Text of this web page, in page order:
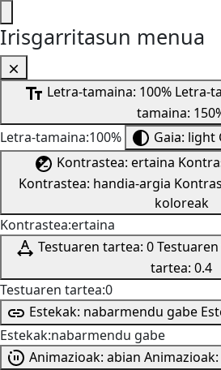
Irisgarritasun menua
Letra-tamaina: 100% Letra-
tamaina:
Letra-tamaina:100%
Gaia: light
Kontrastea: ertaina
Kontrastea: handia-argia
koloreak
Kontrastea:ertaina
Testuaren tartea: 0
tartea: 0.4
Testuaren tartea:0
Estekak: nabarmendu gabe
Estekak:nabarmendu gabe
Animazioak: abian